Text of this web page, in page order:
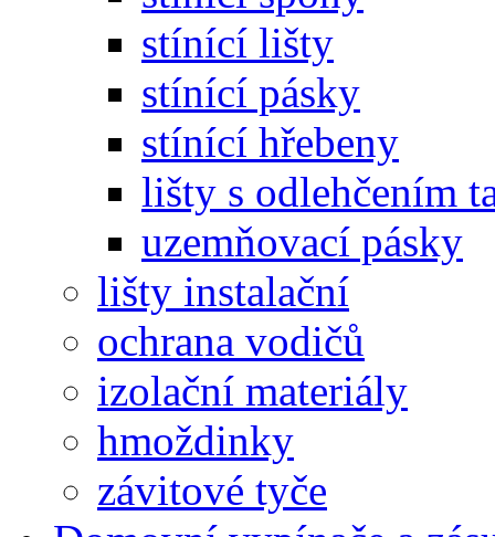
stínící lišty
stínící pásky
stínící hřebeny
lišty s odlehčením
uzemňovací pásky
lišty instalační
ochrana vodičů
izolační materiály
hmoždinky
závitové tyče